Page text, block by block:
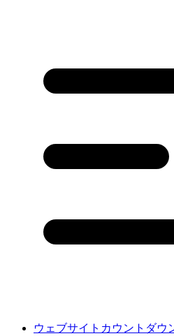
ウェブサイトカウントダウ